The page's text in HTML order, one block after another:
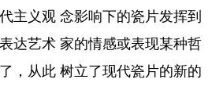
主义观 念影响下的瓷片发挥到
达艺术 家的情感或表现某种哲
，从此 树立了现代瓷片的新的